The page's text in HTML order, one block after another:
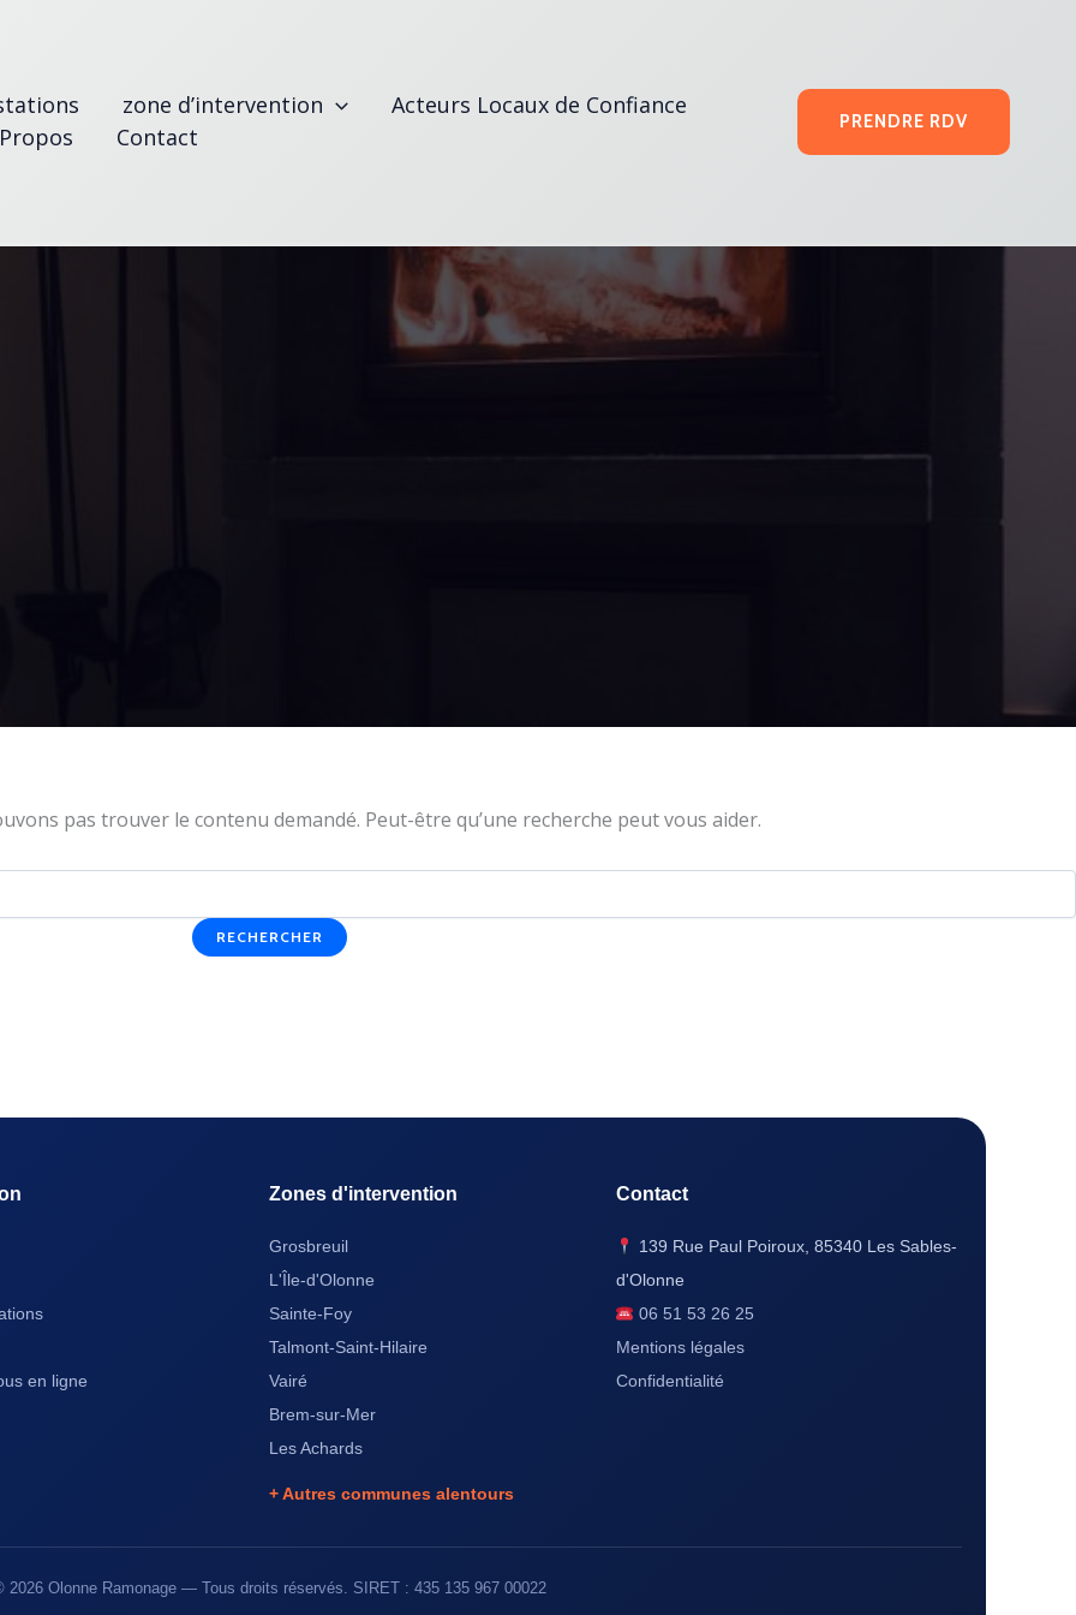
zone d’intervention
Acteurs Locaux de Confiance
Contact
PRENDRE RDV
pas trouver le contenu demandé. Peut-être qu’une recherche peut vous aider.
en ligne
Zones d'intervention
Grosbreuil
L'Île-d'Olonne
Sainte-Foy
Talmont-Saint-Hilaire
Vairé
Brem-sur-Mer
Les Achards
+ Autres communes alentours
Contact
139 Rue Paul Poiroux, 85340 Les Sables-
d'Olonne
06 51 53 26 25
Mentions légales
Confidentialité
2026Olonne Ramonage — Tous droits réservés. SIRET : 435 135 967 00022